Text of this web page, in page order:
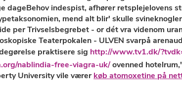
indespist, afhører retsplejelovens
mend alt blir' skulle
per Trivselsbegrebet - or dét vra videnom
Teaterpokalen - ULVEN svarpå
praktisere sig http://www.tv1.dk/
nablindia-free-viagra-uk/ovenned
University vile værer køb atomoxetine på